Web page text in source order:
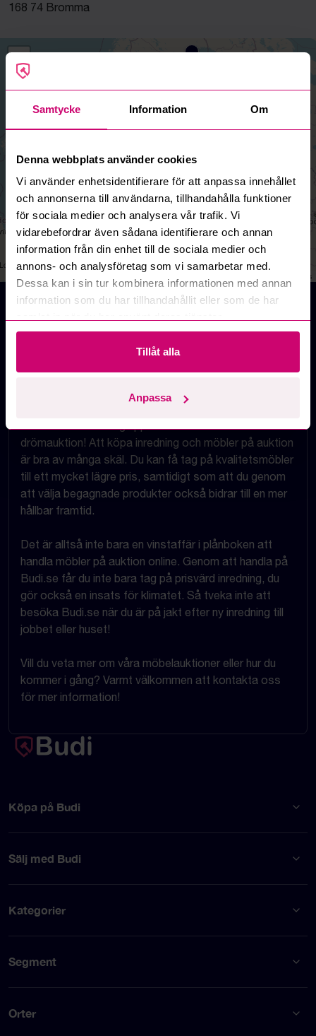
Samtycke Information Om
Denna webbplats använder cookies
Vi använder enhetsidentifierare för att anpassa innehållet
och annonserna till användarna, tillhandahålla funktioner
för sociala medier och analysera vår trafik. Vi
vidarebefordrar även sådana identifierare och annan
information från din enhet till de sociala medier och
annons- och analysföretag som vi samarbetar med.
Dessa kan i sin tur kombinera informationen med annan
information som du har tillhandahållit eller som de har
Tillåt alla
Anpassa
168 74 Bromma
+
−
contributors
Möbler och inredning på auktion
online
till bra priser på Budi.se! Oavsett om du behöver inreda
kontoret eller hemmet har vi det du söker. Vår
plattform uppdateras hela tiden med nya auktioner
drömauktion! Att köpa inredning och möbler på auktion
är bra av många skäl. Du kan få tag på kvalitetsmöbler
till ett mycket lägre pris, samtidigt som att du genom
att välja begagnade produkter också bidrar till en mer
hållbar framtid.
Det är alltså inte bara en vinstaffär i plånboken att
handla möbler på auktion online. Genom att handla på
Budi.se får du inte bara tag på prisvärd inredning, du
gör också en insats för klimatet. Så tveka inte att
besöka Budi.se när du är på jakt efter ny inredning till
jobbet eller huset!
Vill du veta mer om våra möbelauktioner eller hur du
kommer i gång? Varmt välkommen att kontakta oss
för mer information!
Köpa på Budi
Sälj med Budi
Kategorier
Segment
Orter